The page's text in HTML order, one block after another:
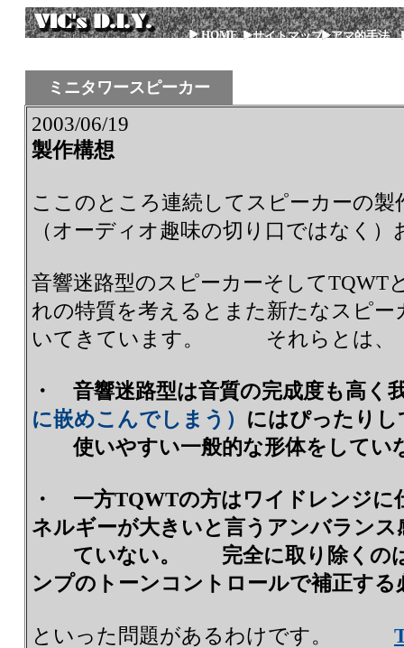
HOME サイトマップ アマ的手法
ミニタワースピーカー
2003/06/19
製作構想
ここのところ連続してスピーカーの
（オーディオ趣味の切り口ではなく
音響迷路型のスピーカーそしてTQWT
れの特質を考えるとまた新たなスピ
いてきています。 それらとは、
・ 音響迷路型は音質の完成度も高く
に嵌めこんでしまう） にはぴったり
使いやすい一般的な形体をしてい
・ 一方TQWTの方はワイドレンジに
ネルギーが大きいと言うアンバランス
ていない。 完全に取り除くのは
ンプのトーンコントロールで補正する
といった問題があるわけです。